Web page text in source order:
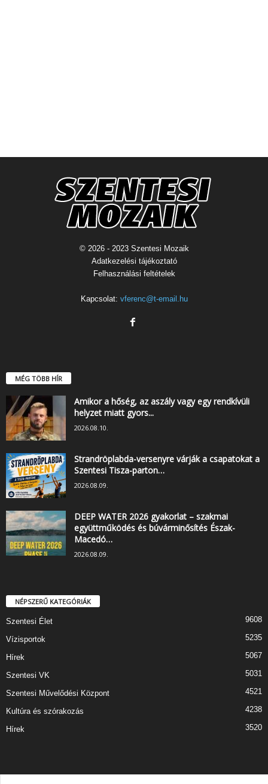
© 2026 - 2023 Szentesi Mozaik
Adatkezelési tájékoztató
Felhasználási feltételek
Kapcsolat: vferenc@t-email.hu
MÉG TÖBB HÍR
Amikor a hőség, az aszály vagy egy rendkívüli
helyzet miatt gyors...
2026.08.10.
Strandröplabda-versenyre várják a csapatokat a
Szentesi Tisza-parton…
2026.08.09.
DEEP WATER 2026 gyakorlat – szakmai
együttműködés és búvárminősítés Észak-
Macedó…
2026.08.09.
NÉPSZERŰ KATEGÓRIÁK
Szentesi Élet 9608
Vízisportok 5235
Hírek 5067
Szentesi VK 5031
Szentesi Művelődési Központ 4521
Kultúra és szórakozás 4238
Hírek 3520